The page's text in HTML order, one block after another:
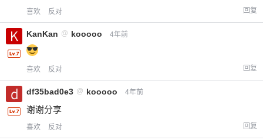
喜欢 反对 回复
KanKan @ kooooo 4年前
喜欢 反对 回复
df35bad0e3 @ kooooo 4年前
谢谢分享
喜欢 反对 回复